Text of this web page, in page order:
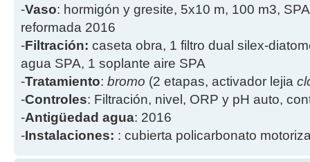
-Vaso: hormigón y gresite, 5x10 m, 100 m3,
reformada 2016
-Filtración: caseta obra, 1 filtro dual silex-
agua SPA, 1 soplante aire SPA
-Tratamiento: bromo (2 etapas, activador lejia
-Controles: Filtración, nivel, ORP y pH auto,
-Antigüedad agua: 2016
-Instalaciones: : cubierta policarbonato